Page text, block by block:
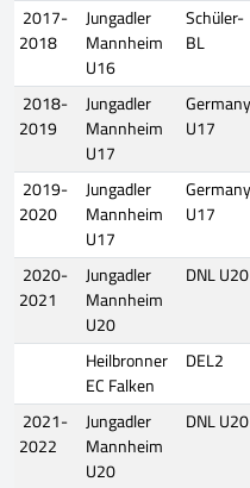
2017-
2018
Jungadler
Mannheim
U16
Schüler-
BL
2018-
2019
Jungadler
Mannheim
U17
Germany
U17
2019-
2020
Jungadler
Mannheim
U17
Germany
U17
2020-
2021
Jungadler
Mannheim
U20
DNL U20
Heilbronner
EC Falken
DEL2
2021-
2022
Jungadler
Mannheim
U20
DNL U20